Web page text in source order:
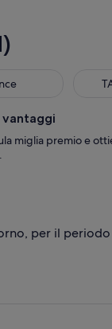
TAP
vantaggi
miglia premio e
per il